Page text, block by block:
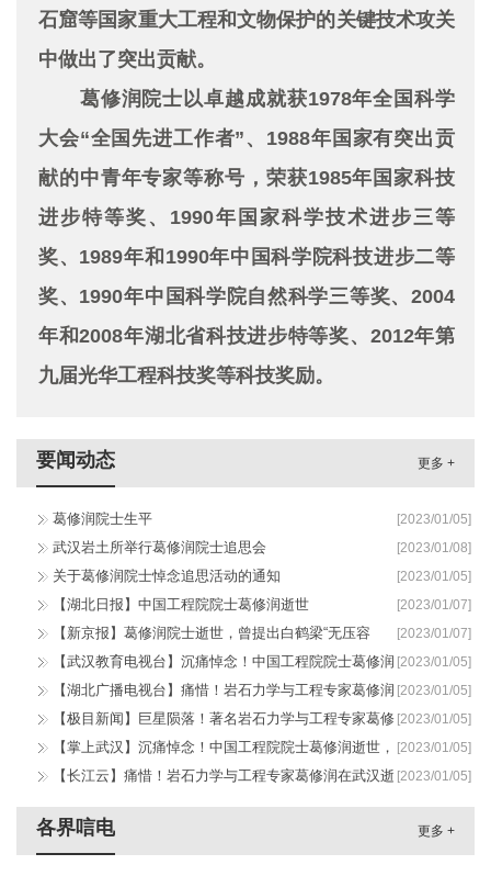
石窟等国家重大工程和文物保护的关键技术攻关
中做出了突出贡献。
葛修润院士以卓越成就获1978年全国科学
大会“全国先进工作者”、1988年国家有突出贡
献的中青年专家等称号，荣获1985年国家科技
进步特等奖、1990年国家科学技术进步三等
奖、1989年和1990年中国科学院科技进步二等
奖、1990年中国科学院自然科学三等奖、2004
年和2008年湖北省科技进步特等奖、2012年第
九届光华工程科技奖等科技奖励。
要闻动态 更多 +
[2023/01/05]
葛修润院士生平
[2023/01/08]
武汉岩土所举行葛修润院士追思会
[2023/01/05]
关于葛修润院士悼念追思活动的通知
[2023/01/07]
【湖北日报】中国工程院院士葛修润逝世
[2023/01/07]
【新京报】葛修润院士逝世，曾提出白鹤梁“无压容
器”原址保护方案
[2023/01/05]
【武汉教育电视台】沉痛悼念！中国工程院院士葛修润
逝世，享年88岁
[2023/01/05]
【湖北广播电视台】痛惜！岩石力学与工程专家葛修润
在武汉逝世
[2023/01/05]
【极目新闻】巨星陨落！著名岩石力学与工程专家葛修
润院士在汉逝世
[2023/01/05]
【掌上武汉】沉痛悼念！中国工程院院士葛修润逝世，
享年88岁
[2023/01/05]
【长江云】痛惜！岩石力学与工程专家葛修润在武汉逝
世
各界唁电 更多 +